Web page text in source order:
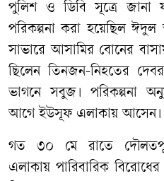
পুলিশ ও ডিবি সূত্রে জানা
পরিকল্পনা করা হয়েছিল
সাভারে আসামির বোনের
ছিলেন তিনজন-নিহতের
ভাগনে সবুজ। পরিকল্পনা
আগে ইউসূফ এলাকায় আসেন।
গত ৩০ মে রাতে
এলাকায় পারিবারিক